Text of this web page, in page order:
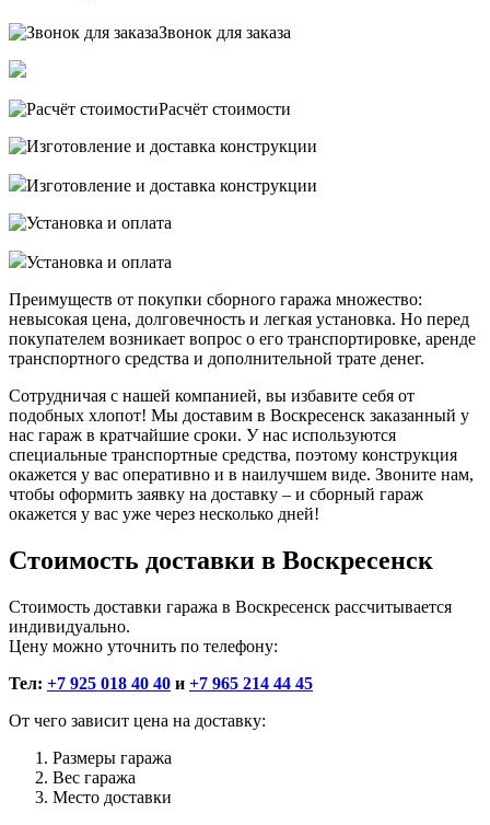
Звонок для заказа
Расчёт стоимости
Изготовление и доставка конструкции
Установка и оплата
Преимуществ от покупки сборного гаража множество:
невысокая цена, долговечность и легкая установка. Но перед
покупателем возникает вопрос о его транспортировке, аренде
транспортного средства и дополнительной трате денег.
Сотрудничая с нашей компанией, вы избавите себя от
подобных хлопот! Мы доставим в Воскресенск заказанный у
нас гараж в кратчайшие сроки. У нас используются
специальные транспортные средства, поэтому конструкция
окажется у вас оперативно и в наилучшем виде. Звоните нам,
чтобы оформить заявку на доставку – и сборный гараж
окажется у вас уже через несколько дней!
Стоимость доставки в Воскресенск
Стоимость доставки гаража в Воскресенск рассчитывается
индивидуально.
Цену можно уточнить по телефону:
Тел: +7 925 018 40 40 и +7 965 214 44 45
От чего зависит цена на доставку:
Размеры гаража
Вес гаража
Место доставки